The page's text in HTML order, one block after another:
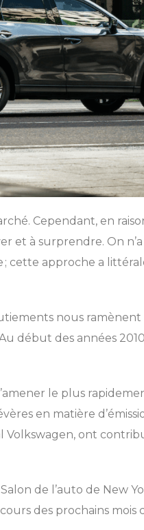
Cependant, en
et à surprendre. On n’a
; cette approche a
nous ramènent
début des années
le plus
en matière
Volkswagen, ont
de l’auto de New
des prochains mois